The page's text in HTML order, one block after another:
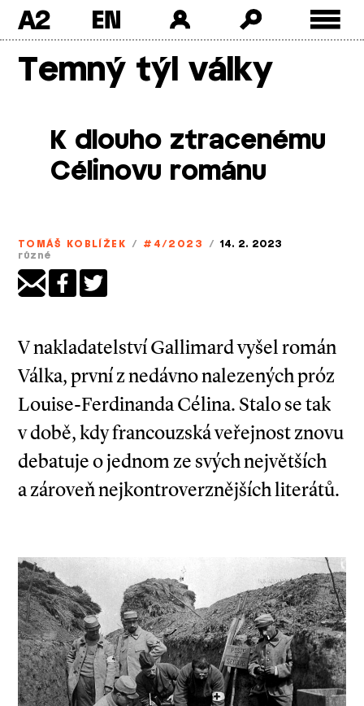
A2
Temný týl války
K dlouho ztracenému
Célinovu románu
TOMÁŠ KOBLÍŽEK / #4/2023 / 14. 2. 2023
různé
V nakladatelství Gallimard vyšel román
Válka, první z nedávno nalezených próz
Louise­-Ferdinanda Célina. Stalo se tak
v době, kdy francouzská veřejnost znovu
debatuje o jednom ze svých největších
a zároveň nejkontroverznějších literátů.